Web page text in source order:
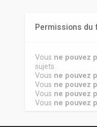
Permissions du
Vous ne pouvez
sujets
Vous ne pouvez
Vous ne pouvez
Vous ne pouvez
Vous ne pouvez